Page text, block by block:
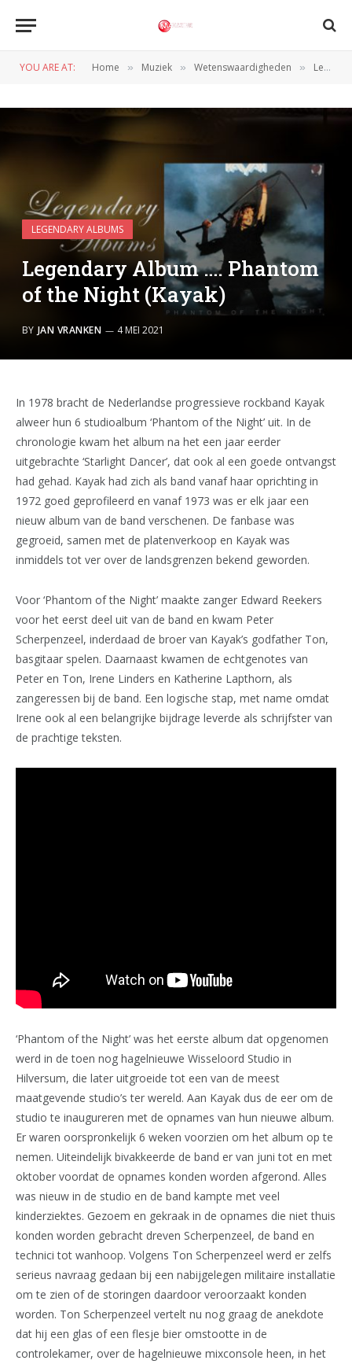
YOU ARE AT: Home » Muziek » Wetenswaardigheden » Legendary Albums
LEGENDARY ALBUMS
Legendary Album …. Phantom
of the Night (Kayak)
BY JAN VRANKEN 4 MEI 2021
In 1978 bracht de Nederlandse progressieve rockband Kayak
alweer hun 6 studioalbum ‘Phantom of the Night’ uit. In de
chronologie kwam het album na het een jaar eerder
uitgebrachte ‘Starlight Dancer’, dat ook al een goede ontvangst
had gehad. Kayak had zich als band vanaf haar oprichting in
1972 goed geprofileerd en vanaf 1973 was er elk jaar een
nieuw album van de band verschenen. De fanbase was
gegroeid, samen met de platenverkoop en Kayak was
inmiddels tot ver over de landsgrenzen bekend geworden.
Voor ‘Phantom of the Night’ maakte zanger Edward Reekers
voor het eerst deel uit van de band en kwam Peter
Scherpenzeel, inderdaad de broer van Kayak’s godfather Ton,
basgitaar spelen. Daarnaast kwamen de echtgenotes van
Peter en Ton, Irene Linders en Katherine Lapthorn, als
zangeressen bij de band. Een logische stap, met name omdat
Irene ook al een belangrijke bijdrage leverde als schrijfster van
de prachtige teksten.
‘Phantom of the Night’ was het eerste album dat opgenomen
werd in de toen nog hagelnieuwe Wisseloord Studio in
Hilversum, die later uitgroeide tot een van de meest
maatgevende studio’s ter wereld. Aan Kayak dus de eer om de
studio te inaugureren met de opnames van hun nieuwe album.
Er waren oorspronkelijk 6 weken voorzien om het album op te
nemen. Uiteindelijk bivakkeerde de band er van juni tot en met
oktober voordat de opnames konden worden afgerond. Alles
was nieuw in de studio en de band kampte met veel
kinderziektes. Gezoem en gekraak in de opnames die niet thuis
konden worden gebracht dreven Scherpenzeel, de band en
technici tot wanhoop. Volgens Ton Scherpenzeel werd er zelfs
serieus navraag gedaan bij een nabijgelegen militaire installatie
om te zien of de storingen daardoor veroorzaakt konden
worden. Ton Scherpenzeel vertelt nu nog graag de anekdote
dat hij een glas of een flesje bier omstootte in de
controlekamer, over de hagelnieuwe mixconsole heen, in het